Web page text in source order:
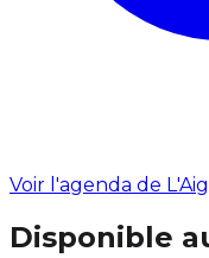
Voir l'agenda de
Disponible